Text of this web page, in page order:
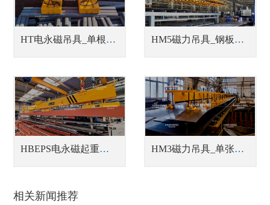
HT电永磁吊具_单根、单排或成捆钢管吊具 HM5磁力吊具_钢板切割线上下料吊具
HBEPS电永磁起重器_蓄电池式型材吊具 HM3磁力吊具_单张薄钢板吊具
相关新闻推荐